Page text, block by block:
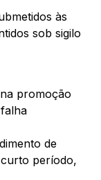
às
sob sigilo
promoção
de
período,